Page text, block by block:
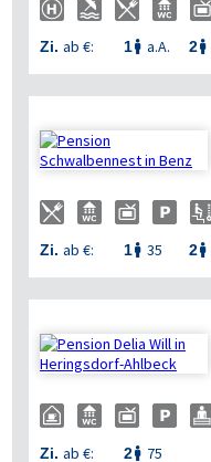
Zi. ab €: 1 a.A. 2

Zi. ab €: 1 35 2

Zi. ab €: 2 75